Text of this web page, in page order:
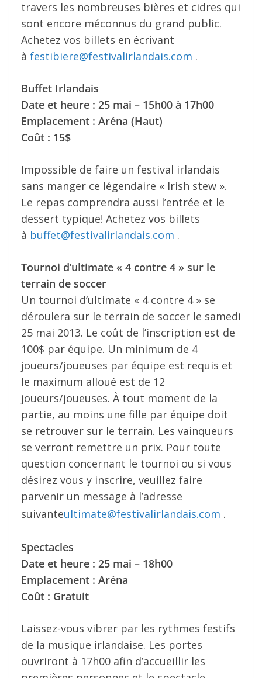
travers les nombreuses bières et cidres qui
sont encore méconnus du grand public.
Achetez vos billets en écrivant
à festibiere@festivalirlandais.com .
Buffet Irlandais
Date et heure : 25 mai – 15h00 à 17h00
Emplacement : Aréna (Haut)
Coût : 15$
Impossible de faire un festival irlandais
sans manger ce légendaire « Irish stew ».
Le repas comprendra aussi l’entrée et le
dessert typique! Achetez vos billets
à buffet@festivalirlandais.com .
Tournoi d’ultimate « 4 contre 4 » sur le
terrain de soccer
Un tournoi d’ultimate « 4 contre 4 » se
déroulera sur le terrain de soccer le samedi
25 mai 2013. Le coût de l’inscription est de
100$ par équipe. Un minimum de 4
joueurs/joueuses par équipe est requis et
le maximum alloué est de 12
joueurs/joueuses. À tout moment de la
partie, au moins une fille par équipe doit
se retrouver sur le terrain. Les vainqueurs
se verront remettre un prix. Pour toute
question concernant le tournoi ou si vous
désirez vous y inscrire, veuillez faire
parvenir un message à l’adresse
suivanteultimate@festivalirlandais.com .
Spectacles
Date et heure : 25 mai – 18h00
Emplacement : Aréna
Coût : Gratuit
Laissez-vous vibrer par les rythmes festifs
de la musique irlandaise. Les portes
ouvriront à 17h00 afin d’accueillir les